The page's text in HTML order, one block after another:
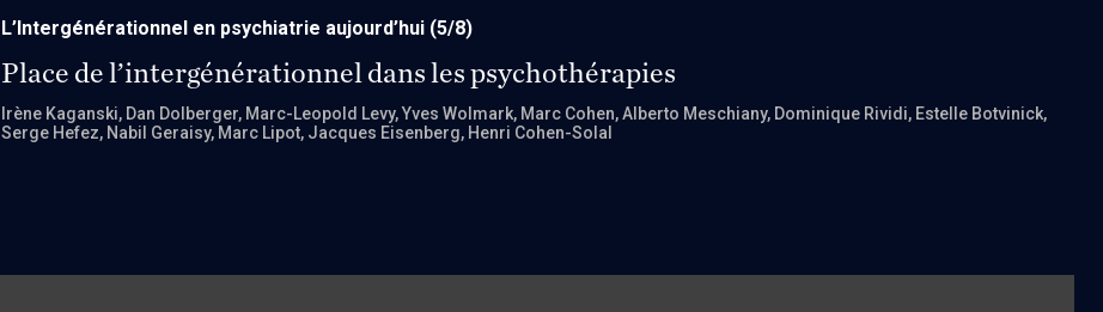
L’Intergénérationnel en psychiatrie aujourd’hui (5/8)
Place de l’intergénérationnel dans les psychothérapies
Irène Kaganski, Dan Dolberger, Marc-Leopold Levy, Yves Wolmark, Marc Cohen, Alberto Meschiany, Dominique Rividi, Estelle Botvinick,
Serge Hefez, Nabil Geraisy, Marc Lipot, Jacques Eisenberg, Henri Cohen-Solal